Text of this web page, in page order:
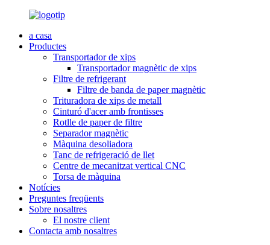
a casa
Productes
Transportador de xips
Transportador magnètic de xips
Filtre de refrigerant
Filtre de banda de paper magnètic
Trituradora de xips de metall
Cinturó d'acer amb frontisses
Rotlle de paper de filtre
Separador magnètic
Màquina desoliadora
Tanc de refrigeració de llet
Centre de mecanitzat vertical CNC
Torsa de màquina
Notícies
Preguntes freqüents
Sobre nosaltres
El nostre client
Contacta amb nosaltres